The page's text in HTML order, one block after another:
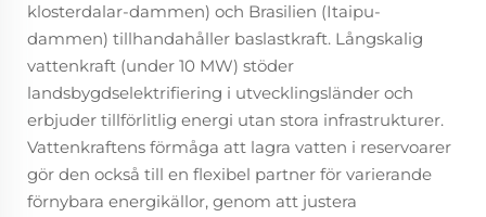
klosterdalar-dammen) och Brasilien (Itaipu-
dammen) tillhandahåller baslastkraft. Långskalig
vattenkraft (under 10 MW) stöder
landsbygdselektrifiering i utvecklingsländer och
erbjuder tillförlitlig energi utan stora infrastrukturer.
Vattenkraftens förmåga att lagra vatten i reservoarer
gör den också till en flexibel partner för varierande
förnybara energikällor, genom att justera